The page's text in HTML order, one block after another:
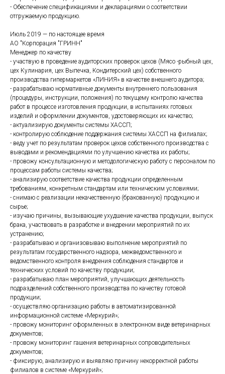
- Обеспечение спецификациями и декларациями о соответствии
отгружаемую продукцию.
Июль 2019 — по настоящее время
АО "Корпорация "ГРИНН"
Менеджер по качеству
- участвую в проведение аудиторских проверок цехов (Мясо -рыбный цех,
цех Кулинария, цех Выпечка, Кондитерский цех) собственного
производства гипермаркетов «ЛИНИЯ» в качестве внешнего аудитора;
- разрабатываю нормативные документы внутреннего пользования
(процедуры, инструкции, положения) по текущему контролю качества
работ в процессе изготовления продукции, в испытаниях готовых
изделий и оформлении документов, удостоверяющих их качество;
- актуализирую документы системы ХАССП;
- контролирую соблюдение поддержания системы ХАССП на филиалах;
- веду учет по результатам проверок цехов собственного производства с
выводами и рекомендациями по улучшению качества их работы;
- провожу консультационную и методологическую работу с персоналом по
процессам работы системы качества;
- анализирую соответствие качества продукции определенным
требованиям, конкретным стандартам или техническим условиями;
- снимаю с реализации некачественную (бракованную) продукцию и
сырье;
- изучаю причины, вызывающие ухудшение качества продукции, выпуск
брака, участвовать в разработке и внедрении мероприятий по их
устранению;
- разрабатываю и организовываю выполнение мероприятий по
результатам государственного надзора, межведомственного и
ведомственного контроля внедрения соблюдения стандартов и
технических условий по качеству продукции;
- разрабатываю план мероприятий, улучшающих деятельность
подразделений собственного производства по качеству готовой
продукции;
- осуществляю организацию работы в автоматизированной
информационной системе «Меркурий»;
- провожу мониторинг оформленных в электронном виде ветеринарных
документов;
- провожу мониторинг гашения ветеринарных сопроводительных
документов;
- фиксирую, анализирую и выявляю причину некорректной работы
филиалов в системе «Меркурий»;